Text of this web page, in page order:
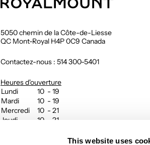
This website uses
5050 chemin de la Côte-de-Liesse
QC Mont-Royal H4P 0C9 Canada
Contactez-nous : 514 300-5401
Heures d'ouverture
Lundi
10 - 19
Mardi
10 - 19
Mercredi
10 - 21
Jeudi
10 - 21